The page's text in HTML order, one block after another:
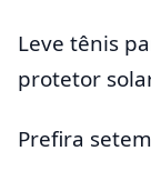
Leve tênis
protetor
Prefira